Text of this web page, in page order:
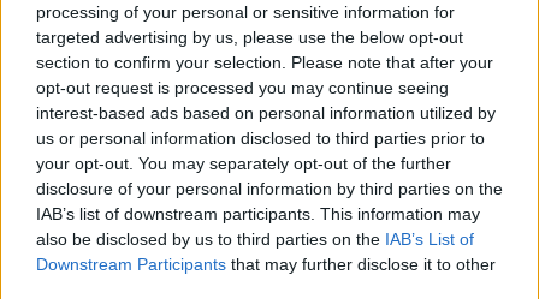
processing of your personal or sensitive information for
targeted advertising by us, please use the below opt-out
section to confirm your selection. Please note that after your
opt-out request is processed you may continue seeing
interest-based ads based on personal information utilized by
us or personal information disclosed to third parties prior to
your opt-out. You may separately opt-out of the further
disclosure of your personal information by third parties on the
IAB’s list of downstream participants. This information may
also be disclosed by us to third parties on the IAB’s List of
Downstream Participants that may further disclose it to other
Navigation
de
l’article
PUBLICATION PRÉCÉDENTEPublication
précédente :
Billes d’argile : le secret
pour des plantes en
pleine santé
PUBLICATION SUIVANTE
Versez de l’eau
bouillante dans l’évier :
un danger pour vos
canalisations